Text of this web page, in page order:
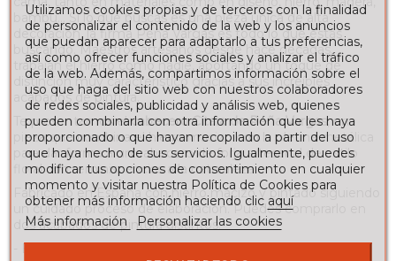
bambú... Si lo que buscas es una pieza única de alta
decoración, la firma Peña Vargas es todo lo que estás
buscando. Maestros artesanos desde hace décadas,
trabajan el hierro como nadie, aportando un toque de
distinción muy característico gracias a sus increíbles
acabados de pintura.
Te presentamos elcabecero Cítara de Peña Vargas, una
pieza que combina el hierro macizo con la pletina metálica
para dar forma a un cabecero de forja artesanal de estilo
floral con reminiscencias a la naturaleza.
Fabricado en España con hierro macizo y pintado siguiendo
un cuidado proceso de elaboración. Puedes comprarlo en
dos acabados de pintura distintos:
- Blanco pátina.
Utilizamos cookies propias y de terceros con la finalidad
de personalizar el contenido de la web y los anuncios
que puedan aparecer para adaptarlo a tus preferencias,
así como ofrecer funciones sociales y analizar el tráfico
de la web. Además, compartimos información sobre el
uso que haga del sitio web con nuestros colaboradores
de redes sociales, publicidad y análisis web, quienes
pueden combinarla con otra información que les haya
proporcionado o que hayan recopilado a partir del uso
que haya hecho de sus servicios. Igualmente, puedes
modificar tus opciones de consentimiento en cualquier
momento y visitar nuestra Política de Cookies para
obtener más información haciendo clic aquí
Más información
Personalizar las cookies